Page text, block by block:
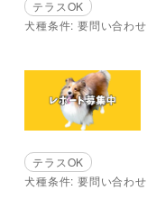
テラスOK
犬種条件: 要問い合わせ
テラスOK
犬種条件: 要問い合わせ